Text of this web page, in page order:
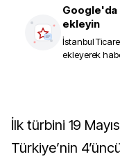
Google'da
ekleyin
İstanbul
ekleyerek
İlk türbini 19 Mayıs 2020’de devreye alınan
Türkiye’nin